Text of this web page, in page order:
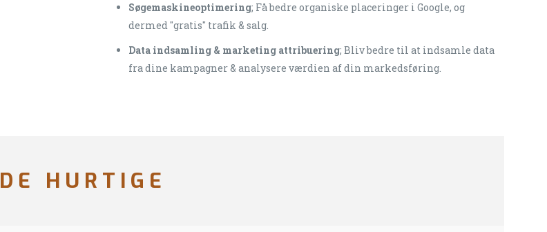
Søgemaskineoptimering; Få bedre organiske placeringer i Google, og
dermed "gratis" trafik & salg.
Data indsamling & marketing attribuering; Bliv bedre til at indsamle data
fra dine kampagner & analysere værdien af din markedsføring.
DE HURTIGE